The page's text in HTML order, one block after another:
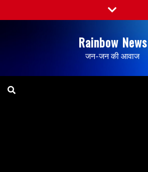
Rainbow News
जन-जन की आवाज